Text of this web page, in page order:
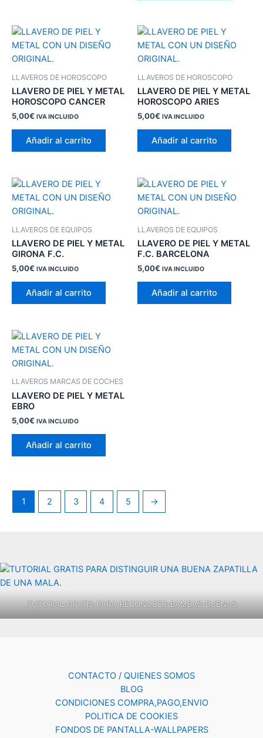
LLAVEROS DE HOROSCOPO
LLAVERO DE PIEL Y METAL
HOROSCOPO CANCER
5,00€ IVA INCLUIDO
Añadir al carrito
LLAVEROS DE HOROSCOPO
LLAVERO DE PIEL Y METAL
HOROSCOPO ARIES
5,00€ IVA INCLUIDO
Añadir al carrito
LLAVEROS DE EQUIPOS
LLAVERO DE PIEL Y METAL
GIRONA F.C.
5,00€ IVA INCLUIDO
Añadir al carrito
LLAVEROS DE EQUIPOS
LLAVERO DE PIEL Y METAL
F.C. BARCELONA
5,00€ IVA INCLUIDO
Añadir al carrito
LLAVEROS MARCAS DE COCHES
LLAVERO DE PIEL Y METAL
EBRO
5,00€ IVA INCLUIDO
Añadir al carrito
1 2 3 4 5 →
TUTORIAL-GRATIS-PARA-RECONOCER-BAMBAS-BUENAS
CONTACTO / QUIENES SOMOS
BLOG
CONDICIONES COMPRA,PAGO,ENVIO
POLITICA DE COOKIES
FONDOS DE PANTALLA-WALLPAPERS